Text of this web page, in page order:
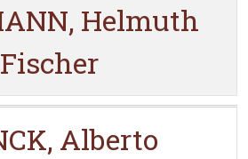
Helmuth
Fischer
Alberto